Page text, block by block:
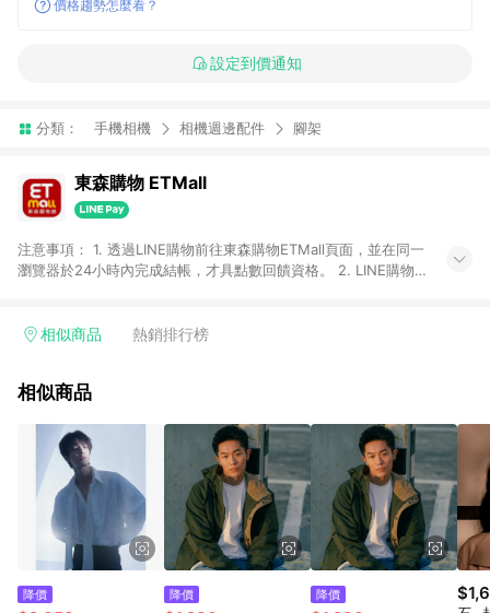
價格趨勢怎麼看？
設定到價通知
分類： 手機相機 相機週邊配件 腳架
東森購物 ETMall
注意事項： 1. 透過LINE購物前往東森購物ETMall頁面，並在同一
瀏覽器於24小時內完成結帳，才具點數回饋資格。 2. LINE購物
單，皆不在點數回饋範圍內。 3. 如購買以下類別商品，將無法獲
球嚴選、商城、專案商品、「草莓網」全館商品。 4. 如取消訂
回饋。 5. 點數回饋會扣除所有折扣優惠後之最終發票金額計算，
實際回饋請依LINE購物通知為主。 6. 訂單如有使用東森購物
ETMall站內之折扣優惠(包含但不限於東森幣、樂透金、東森現金
券等)，不具點數回饋資格。詳細請依東森購物ETMall之結帳頁面
顯示為準。 7. LINE購物設有「單一商品最高回饋點數」機制(特
殊活動時開放「回饋無上限」)，以同一訂單中同一商品不論件數
計算，並依訂單成立時間當下LINE購物所設定的回饋機制為準。
如顯示之商品規格、顏色、價位、贈品與東森購物ETMall銷售網
相似商品 熱銷排行榜
相似商品
降價 降價 降價